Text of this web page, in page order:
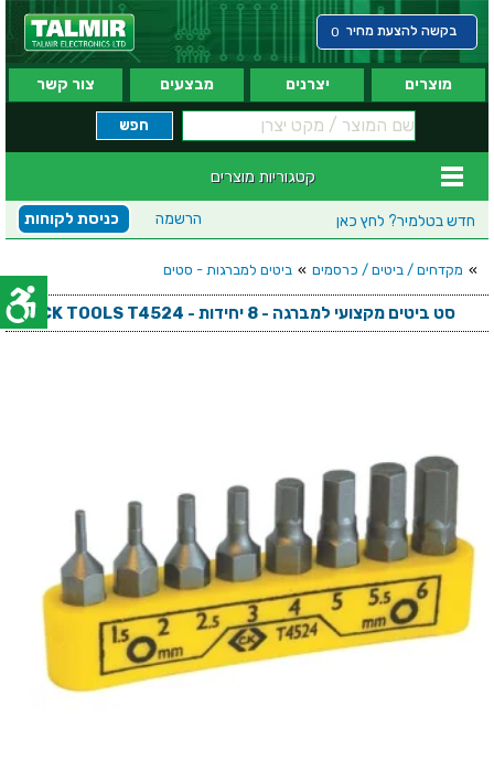
בקשה להצעת מחיר 0
מוצרים יצרנים מבצעים צור קשר
קטגוריות מוצרים
חדש בטלמיר? לחץ כאן כניסת לקוחות הרשמה
» מקדחים / ביטים / כרסמים » ביטים למברגות - סטים
סט ביטים מקצועי למברגה - 8 יחידות - CK TOOLS T4524